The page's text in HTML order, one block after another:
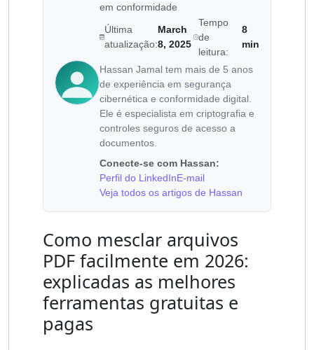
em conformidade
Última
atualização:
March
8, 2025
Tempo
de
leitura:
8
min
Hassan Jamal tem mais de 5 anos
de experiência em segurança
cibernética e conformidade digital.
Ele é especialista em criptografia e
controles seguros de acesso a
documentos.
Conecte-se com Hassan:
Perfil do LinkedInE-mail
Veja todos os artigos de Hassan
Como mesclar arquivos
PDF facilmente em 2026:
explicadas as melhores
ferramentas gratuitas e
pagas